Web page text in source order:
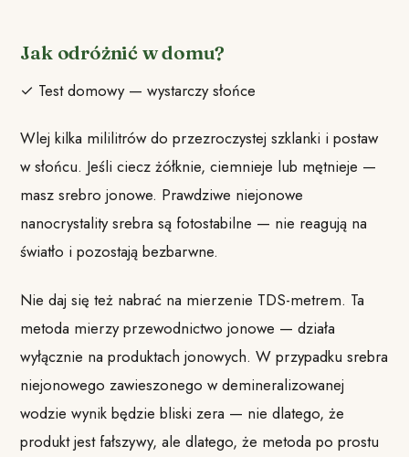
Jak odróżnić w domu?
✓ Test domowy — wystarczy słońce
Wlej kilka mililitrów do przezroczystej szklanki i postaw
w słońcu. Jeśli ciecz żółknie, ciemnieje lub mętnieje —
masz srebro jonowe. Prawdziwe niejonowe
nanocrystality srebra są fotostabilne — nie reagują na
światło i pozostają bezbarwne.
Nie daj się też nabrać na mierzenie TDS-metrem. Ta
metoda mierzy przewodnictwo jonowe — działa
wyłącznie na produktach jonowych. W przypadku srebra
niejonowego zawieszonego w demineralizowanej
wodzie wynik będzie bliski zera — nie dlatego, że
produkt jest fałszywy, ale dlatego, że metoda po prostu